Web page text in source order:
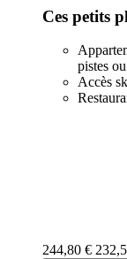
Ces petits
pistes
Accès
244,80 €